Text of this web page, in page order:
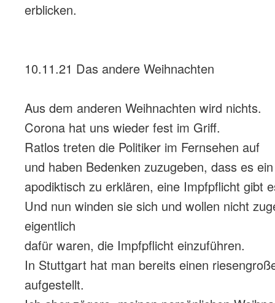
erblicken.
10.11.21 Das andere Weihnachten
Aus dem anderen Weihnachten wird nichts.
Corona hat uns wieder fest im Griff.
Ratlos treten die Politiker im Fernsehen auf
und haben Bedenken zuzugeben, dass es
apodiktisch zu erklären, eine Impfpflicht gibt
Und nun winden sie sich und wollen nicht
eigentlich
dafür waren, die Impfpflicht einzuführen.
In Stuttgart hat man bereits einen
aufgestellt.